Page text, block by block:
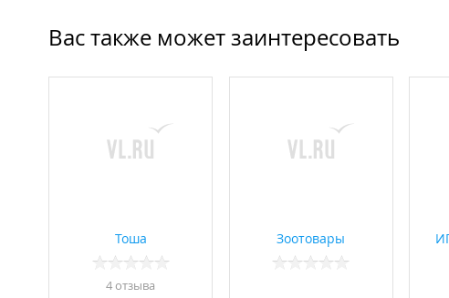
Вас также может заинтересовать
Тоша
4 отзывa
Зоотовары